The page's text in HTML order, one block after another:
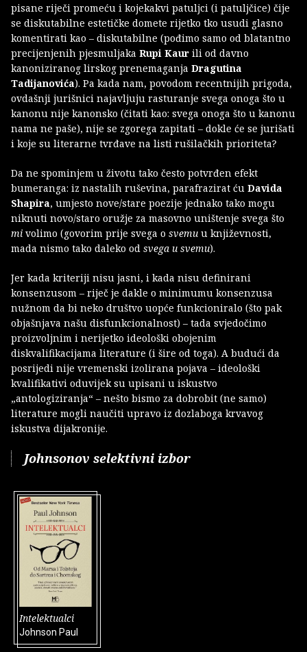
pisane riječi promeću i kojekakvi patuljci (i patuljčice) čije
se diskutabilne estetičke domete rijetko tko usudi glasno
komentirati kao – diskutabilne (pođimo samo od blatantno
precijenjenih pjesmuljaka Rupi Kaur ili od davno
kanoniziranog lirskog prenemaganja Dragutina
Tadijanovića). Pa kada nam, povodom recentnijih prigoda,
ovdašnji jurišnici najavljuju rasturanje svega onoga što u
kanonu nije kanonsko (čitati kao: svega onoga što u kanonu
nama ne paše), nije se zgorega zapitati – dokle će se jurišati
i koje su literarne tvrđave na listi rušilačkih prioriteta?
Da ne spominjem u životu tako često potvrđen efekt
bumeranga: iz nastalih ruševina, parafrazirat ću Davida
Shapira, umjesto nove/stare poezije jednako tako mogu
niknuti novo/staro oružje za masovno uništenje svega što
mi volimo (govorim prije svega o svemu u književnosti,
mada nismo tako daleko od svega u svemu).
Jer kada kriteriji nisu jasni, i kada nisu definirani
konsenzusom – riječ je dakle o minimumu konsenzusa
nužnom da bi neko društvo uopće funkcioniralo (što pak
objašnjava našu disfunkcionalnost) – tada svjedočimo
proizvoljnim i nerijetko ideološki obojenim
diskvalifikacijama literature (i šire od toga). A budući da
posrijedi nije vremenski izolirana pojava – ideološki
kvalifikativi oduvijek su upisani u iskustvo
„antologiziranja“ – nešto bismo za dobrobit (ne samo)
literature mogli naučiti upravo iz dozlaboga krvavog
iskustva dijakronije.
Johnsonov selektivni izbor
Intelektualci
Johnson Paul